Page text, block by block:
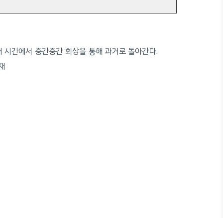
간에서 중간중간 회상을 통해 과거로 돌아간다.